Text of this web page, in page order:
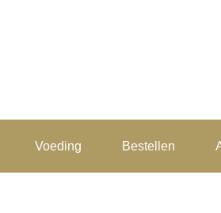
Voeding Bestellen